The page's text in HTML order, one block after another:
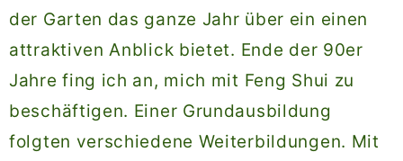
der Garten das ganze Jahr über ein einen
attraktiven Anblick bietet. Ende der 90er
Jahre fing ich an, mich mit Feng Shui zu
beschäftigen. Einer Grundausbildung
folgten verschiedene Weiterbildungen. Mit